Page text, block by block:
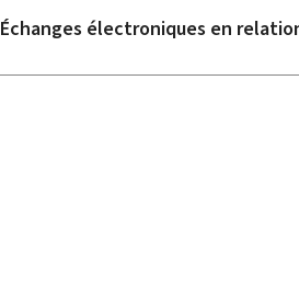
Échanges électroniques en